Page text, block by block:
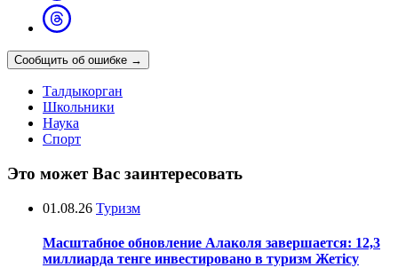
Сообщить об ошибке →
Талдыкорган
Школьники
Наука
Спорт
Это может Вас заинтересовать
01.08.26 Туризм
Масштабное обновление Алаколя завершается: 12,3
миллиарда тенге инвестировано в туризм Жетісу